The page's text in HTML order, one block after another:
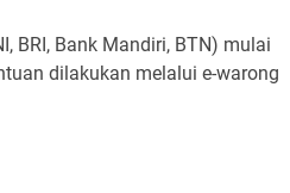
BRI, Bank Mandiri, BTN) mulai
dilakukan melalui e-warong